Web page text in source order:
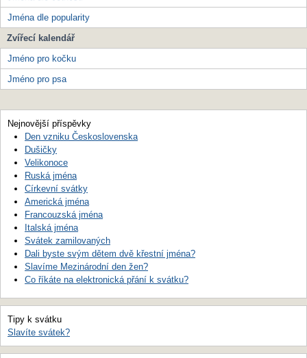
Jména dle popularity
Zvířecí kalendář
Jméno pro kočku
Jméno pro psa
Nejnovější příspěvky
Den vzniku Československa
Dušičky
Velikonoce
Ruská jména
Církevní svátky
Americká jména
Francouzská jména
Italská jména
Svátek zamilovaných
Dali byste svým dětem dvě křestní jména?
Slavíme Mezinárodní den žen?
Co říkáte na elektronická přání k svátku?
Tipy k svátku
Slavíte svátek?